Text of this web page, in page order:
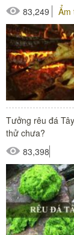
83,249
Ẩm
Tưởng rêu đá
thử chưa?
83,398